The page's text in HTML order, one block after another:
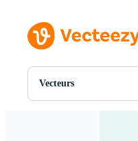
Vecteurs
Toutes Images